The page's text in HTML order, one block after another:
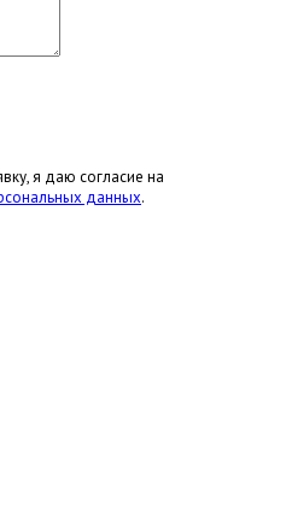
я даю согласие на
данных.